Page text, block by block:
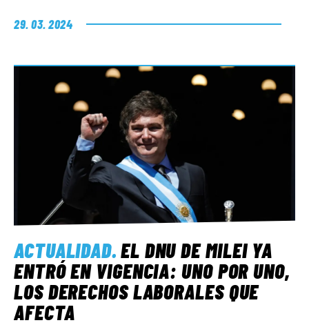
29. 03. 2024
ACTUALIDAD.EL DNU DE MILEI YA
ENTRÓ EN VIGENCIA: UNO POR UNO,
LOS DERECHOS LABORALES QUE
AFECTA